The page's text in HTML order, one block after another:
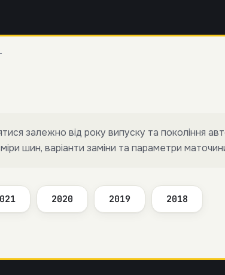
залежно від року випуску та покоління
шин, варіанти заміни та параметри
2020 2019 2018